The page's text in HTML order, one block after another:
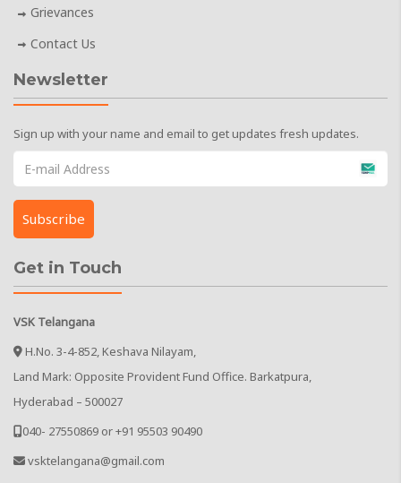
Grievances
Contact Us
Newsletter
Sign up with your name and email to get updates fresh updates.
Get in Touch
VSK Telangana
H.No. 3-4-852, Keshava Nilayam,
Land Mark: Opposite Provident Fund Office. Barkatpura,
Hyderabad – 500027
040- 27550869 or +91 95503 90490
vsktelangana@gmail.com